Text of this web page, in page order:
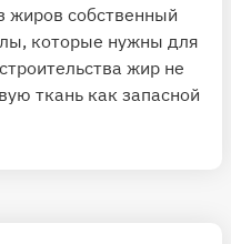
жиров собственный
которые нужны для
жир не
ткань как запасной